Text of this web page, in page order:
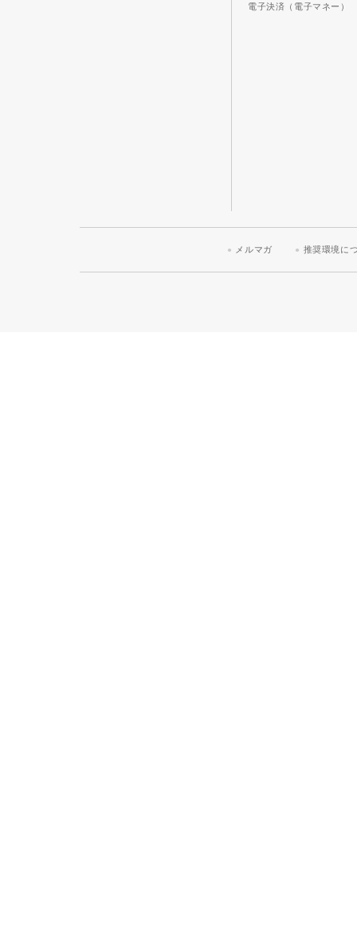
電子決済（電子マネー）
メルマガ 推奨環境に